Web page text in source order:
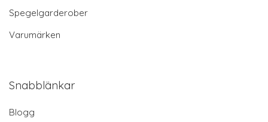
Spegelgarderober
Varumärken
Snabblänkar
Blogg